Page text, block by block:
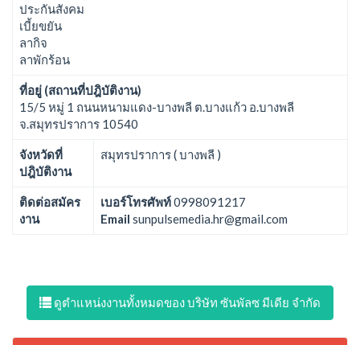
ประกันสังคม
เบี้ยขยัน
ลากิจ
ลาพักร้อน
ที่อยู่ (สถานที่ปฎิบัติงาน)
15/5 หมู่ 1 ถนนหนามแดง-บางพลี ต.บางแก้ว อ.บางพลี
จ.สมุทรปราการ 10540
จังหวัดที่
ปฎิบัติงาน
สมุทรปราการ ( บางพลี )
ติดต่อสมัคร
งาน
เบอร์โทรศัพท์0998091217
Email sunpulsemedia.hr@gmail.com
ดูตำแหน่งงานทั้งหมดของ บริษัท ซันพัลซ มีเดีย จำกัด